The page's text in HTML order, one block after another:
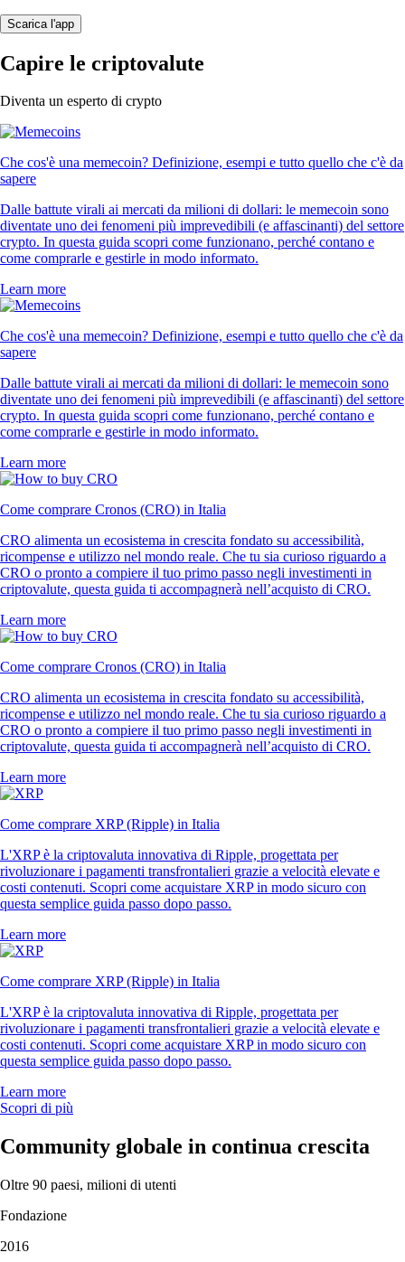
Scarica l'app
Capire le criptovalute
Diventa un esperto di crypto
Che cos'è una memecoin? Definizione, esempi e tutto quello che c'è da
sapere
Dalle battute virali ai mercati da milioni di dollari: le memecoin sono
diventate uno dei fenomeni più imprevedibili (e affascinanti) del settore
crypto. In questa guida scopri come funzionano, perché contano e
come comprarle e gestirle in modo informato.
Learn more
Che cos'è una memecoin? Definizione, esempi e tutto quello che c'è da
sapere
Dalle battute virali ai mercati da milioni di dollari: le memecoin sono
diventate uno dei fenomeni più imprevedibili (e affascinanti) del settore
crypto. In questa guida scopri come funzionano, perché contano e
come comprarle e gestirle in modo informato.
Learn more
Come comprare Cronos (CRO) in Italia
CRO alimenta un ecosistema in crescita fondato su accessibilità,
ricompense e utilizzo nel mondo reale. Che tu sia curioso riguardo a
CRO o pronto a compiere il tuo primo passo negli investimenti in
criptovalute, questa guida ti accompagnerà nell’acquisto di CRO.
Learn more
Come comprare Cronos (CRO) in Italia
CRO alimenta un ecosistema in crescita fondato su accessibilità,
ricompense e utilizzo nel mondo reale. Che tu sia curioso riguardo a
CRO o pronto a compiere il tuo primo passo negli investimenti in
criptovalute, questa guida ti accompagnerà nell’acquisto di CRO.
Learn more
Come comprare XRP (Ripple) in Italia
L'XRP è la criptovaluta innovativa di Ripple, progettata per
rivoluzionare i pagamenti transfrontalieri grazie a velocità elevate e
costi contenuti. Scopri come acquistare XRP in modo sicuro con
questa semplice guida passo dopo passo.
Learn more
Come comprare XRP (Ripple) in Italia
L'XRP è la criptovaluta innovativa di Ripple, progettata per
rivoluzionare i pagamenti transfrontalieri grazie a velocità elevate e
costi contenuti. Scopri come acquistare XRP in modo sicuro con
questa semplice guida passo dopo passo.
Learn more
Scopri di più
Community globale in continua crescita
Oltre 90 paesi, milioni di utenti
Fondazione
2016